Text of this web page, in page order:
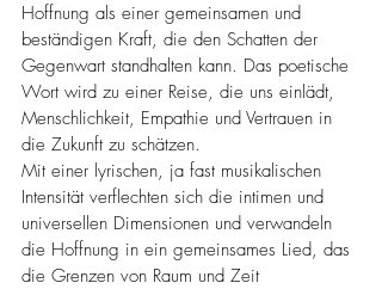
Hoffnung als einer gemeinsamen und
beständigen Kraft, die den Schatten der
Gegenwart standhalten kann. Das poetische
Wort wird zu einer Reise, die uns einlädt,
Menschlichkeit, Empathie und Vertrauen in
die Zukunft zu schätzen.
Mit einer lyrischen, ja fast musikalischen
Intensität verflechten sich die intimen und
universellen Dimensionen und verwandeln
die Hoffnung in ein gemeinsames Lied, das
die Grenzen von Raum und Zeit